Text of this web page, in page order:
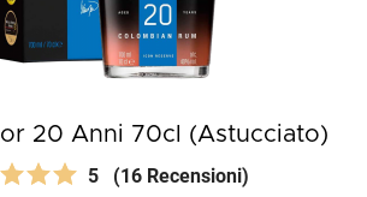
20 Anni 70cl (Astucciato)
5 (16 Recensioni)